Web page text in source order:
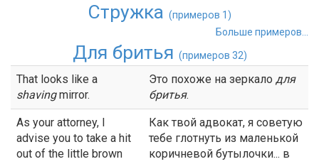
Стружка (примеров 1)
Больше примеров...
Для бритья (примеров 32)
That looks like a
shavingmirror.
Это похоже на зеркало для
бритья.
As your attorney, I
advise you to take a hit
out of the little brown
Как твой адвокат, я советую
тебе глотнуть из маленькой
коричневой бутылочки... в